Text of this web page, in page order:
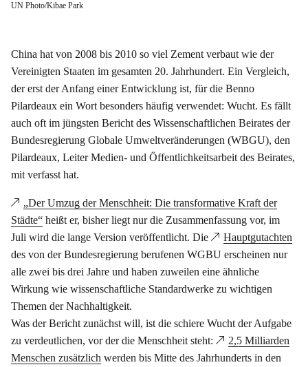
UN Photo/Kibae Park
China hat von 2008 bis 2010 so viel Zement verbaut wie der
Vereinigten Staaten im gesamten 20. Jahrhundert. Ein Vergleich,
der erst der Anfang einer Entwicklung ist, für die Benno
Pilardeaux ein Wort besonders häufig verwendet: Wucht. Es fällt
auch oft im jüngsten Bericht des Wissenschaftlichen Beirates der
Bundesregierung Globale Umweltveränderungen (WBGU), den
Pilardeaux, Leiter Medien- und Öffentlichkeitsarbeit des Beirates,
mit verfasst hat.
„Der Umzug der Menschheit: Die transformative Kraft der
Städte“ heißt er, bisher liegt nur die Zusammenfassung vor, im
Juli wird die lange Version veröffentlicht. Die
Hauptgutachten
des von der Bundesregierung berufenen WGBU erscheinen nur
alle zwei bis drei Jahre und haben zuweilen eine ähnliche
Wirkung wie wissenschaftliche Standardwerke zu wichtigen
Themen der Nachhaltigkeit.
Was der Bericht zunächst will, ist die schiere Wucht der Aufgabe
zu verdeutlichen, vor der die Menschheit steht:
2,5 Milliarden
Menschen zusätzlich werden bis Mitte des Jahrhunderts in den